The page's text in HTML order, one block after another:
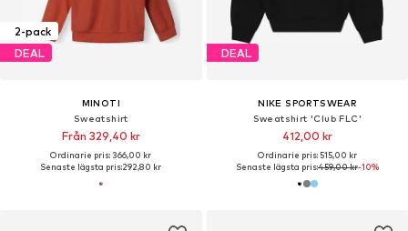
2-pack
DEAL
MINOTI
Sweatshirt
Från 329,40 kr
Ordinarie pris: 366,00 kr
Senaste lägsta pris:292,80 kr
DEAL
NIKE SPORTSWEAR
Sweatshirt 'Club FLC'
412,00 kr
Ordinarie pris: 515,00 kr
Senaste lägsta pris:459,00 kr-10%